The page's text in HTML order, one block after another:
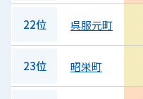
22位 呉服元町
23位 昭栄町